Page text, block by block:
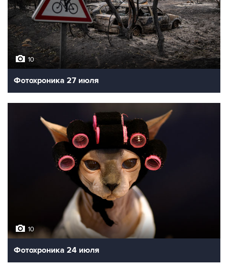
10
Фотохроника 27 июля
10
Фотохроника 24 июля